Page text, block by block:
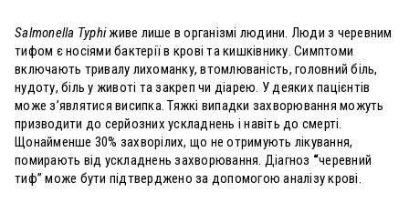
Salmonella Typhiживе лише в організмі людини. Люди з черевним
тифом є носіями бактерії в крові та кишківнику. Симптоми
включають тривалу лихоманку, втомлюваність, головний біль,
нудоту, біль у животі та закреп чи діарею. У деяких пацієнтів
може з’являтися висипка. Тяжкі випадки захворювання можуть
призводити до серйозних ускладнень і навіть до смерті.
Щонайменше 30% захворілих, що не отримують лікування,
помирають від ускладнень захворювання. Діагноз “черевний
тиф” може бути підтверджено за допомогою аналізу крові.